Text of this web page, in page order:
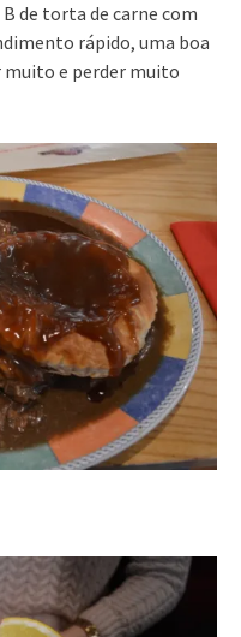
de torta de carne com
rápido, uma boa
muito e perder muito